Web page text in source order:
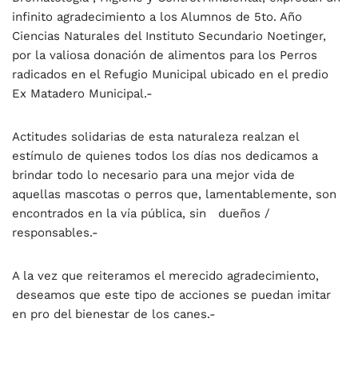
infinito agradecimiento a los Alumnos de 5to. Año
Ciencias Naturales del Instituto Secundario Noetinger,
por la valiosa donación de alimentos para los Perros
radicados en el Refugio Municipal ubicado en el predio
Ex Matadero Municipal.-
Actitudes solidarias de esta naturaleza realzan el
estímulo de quienes todos los días nos dedicamos a
brindar todo lo necesario para una mejor vida de
aquellas mascotas o perros que, lamentablemente, son
encontrados en la vía pública, sin dueños /
responsables.-
A la vez que reiteramos el merecido agradecimiento,
deseamos que este tipo de acciones se puedan imitar
en pro del bienestar de los canes.-